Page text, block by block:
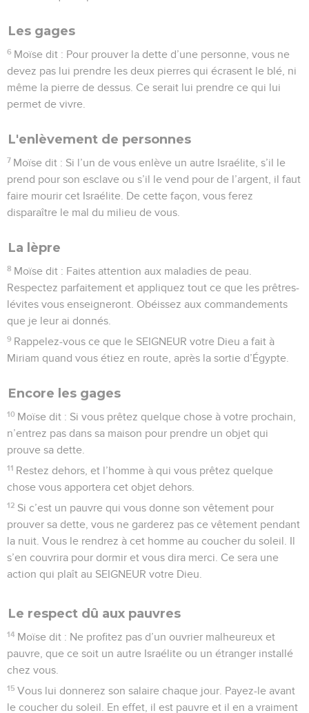
Les gages
6 Moïse dit : Pour prouver la dette d’une personne, vous ne
devez pas lui prendre les deux pierres qui écrasent le blé, ni
même la pierre de dessus. Ce serait lui prendre ce qui lui
permet de vivre.
L'enlèvement de personnes
7 Moïse dit : Si l’un de vous enlève un autre Israélite, s’il le
prend pour son esclave ou s’il le vend pour de l’argent, il faut
faire mourir cet Israélite. De cette façon, vous ferez
disparaître le mal du milieu de vous.
La lèpre
8 Moïse dit : Faites attention aux maladies de peau.
Respectez parfaitement et appliquez tout ce que les prêtres-
lévites vous enseigneront. Obéissez aux commandements
que je leur ai donnés.
9 Rappelez-vous ce que le SEIGNEUR votre Dieu a fait à
Miriam quand vous étiez en route, après la sortie d’Égypte.
Encore les gages
10 Moïse dit : Si vous prêtez quelque chose à votre prochain,
n’entrez pas dans sa maison pour prendre un objet qui
prouve sa dette.
11 Restez dehors, et l’homme à qui vous prêtez quelque
chose vous apportera cet objet dehors.
12 Si c’est un pauvre qui vous donne son vêtement pour
prouver sa dette, vous ne garderez pas ce vêtement pendant
la nuit. Vous le rendrez à cet homme au coucher du soleil. Il
s’en couvrira pour dormir et vous dira merci. Ce sera une
action qui plaît au SEIGNEUR votre Dieu.
Le respect dû aux pauvres
14 Moïse dit : Ne profitez pas d’un ouvrier malheureux et
pauvre, que ce soit un autre Israélite ou un étranger installé
chez vous.
15 Vous lui donnerez son salaire chaque jour. Payez-le avant
le coucher du soleil. En effet, il est pauvre et il en a vraiment